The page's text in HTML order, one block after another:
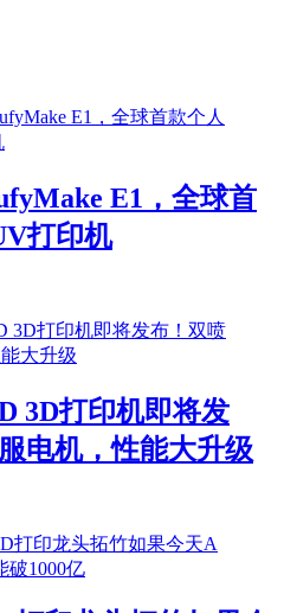
E1，全球首
打印机
3D打印机即将发
电机，性能大升级